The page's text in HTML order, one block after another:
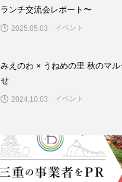
ランチ交流会レポート〜
2025.05.03 イベント
みえのわ × うねめの里 秋のマル
せ
2024.10.03 イベント